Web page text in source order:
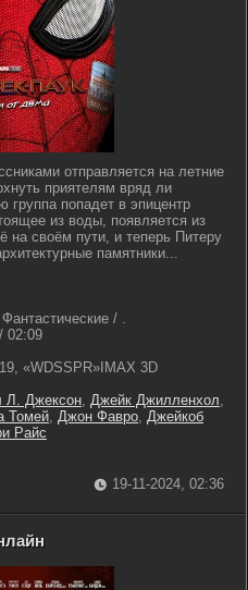
отправляется на летние
приятелям вряд ли
группа попадет в эпицентр
из воды, появляется из
на своём пути, и теперь Питеру
памятники...
/ .
02:09
«WDSSPR»IMAX 3D
Л. Джексон, Джейк Джилленхол,
Томей, Джон Фавро, Джейкоб
Райс
19-11-2024, 02:36